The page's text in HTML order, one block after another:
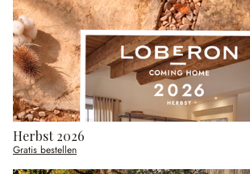
Herbst 2026
Gratis bestellen